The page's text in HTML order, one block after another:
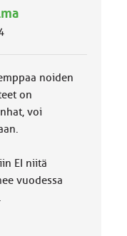
noiden
on
voi
EI niitä
vuodessa